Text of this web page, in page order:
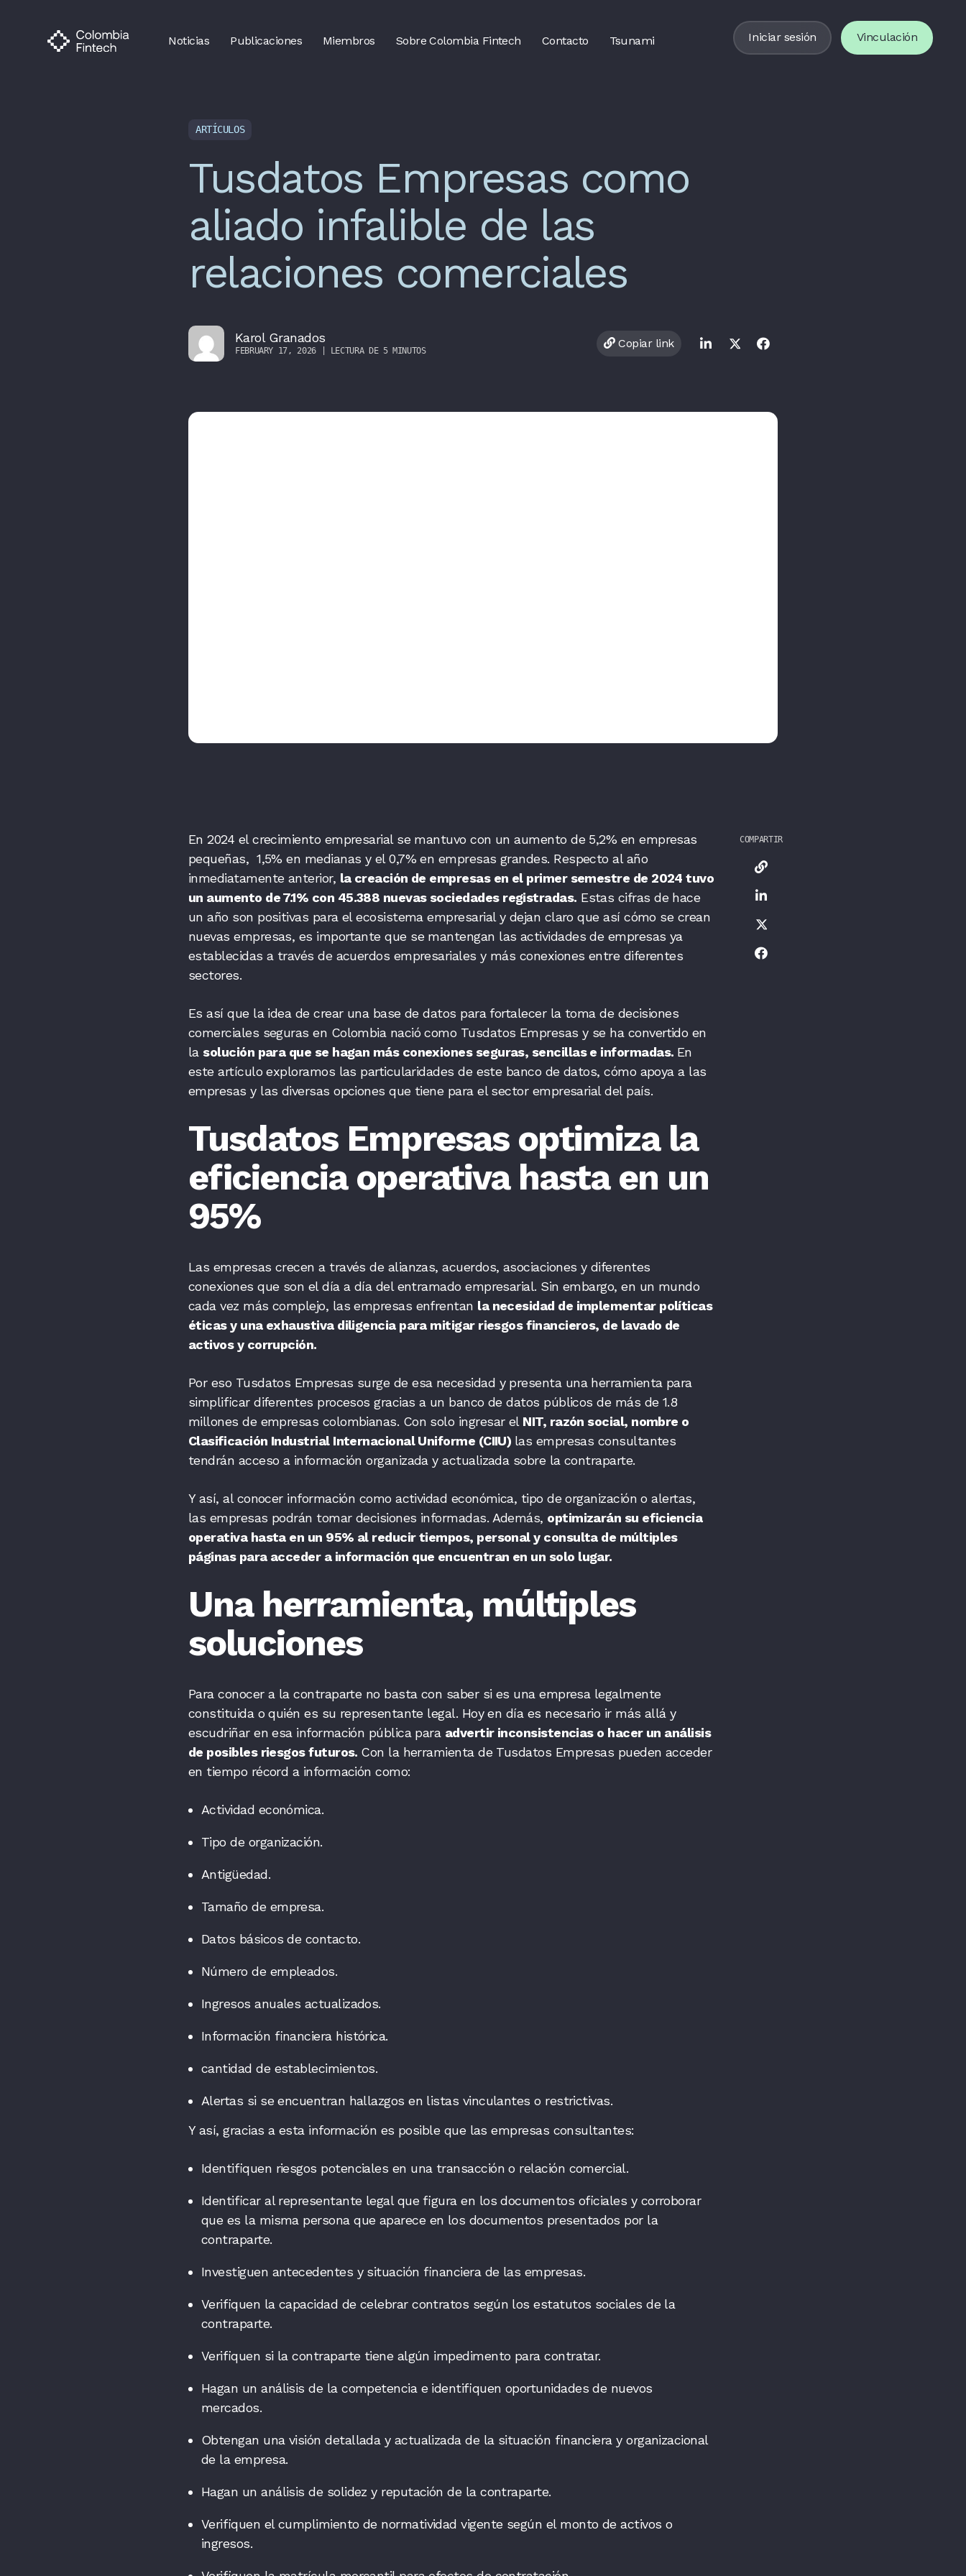
Noticias Publicaciones Miembros Sobre Colombia Fintech Contacto Tsunami Iniciar sesión Vinculación
ARTÍCULOS
Tusdatos Empresas como
aliado infalible de las
relaciones comerciales
Karol Granados
FEBRUARY 17, 2026 | LECTURA DE 5 MINUTOS
Copiar link
En 2024 el crecimiento empresarial se mantuvo con un aumento de 5,2% en empresas
pequeñas, 1,5% en medianas y el 0,7% en empresas grandes. Respecto al año
inmediatamente anterior, la creación de empresas en el primer semestre de 2024 tuvo
un aumento de 7.1% con 45.388 nuevas sociedades registradas. Estas cifras de hace
un año son positivas para el ecosistema empresarial y dejan claro que así cómo se crean
nuevas empresas, es importante que se mantengan las actividades de empresas ya
establecidas a través de acuerdos empresariales y más conexiones entre diferentes
sectores.
Es así que la idea de crear una base de datos para fortalecer la toma de decisiones
comerciales seguras en Colombia nació como Tusdatos Empresas y se ha convertido en
la solución para que se hagan más conexiones seguras, sencillas e informadas. En
este artículo exploramos las particularidades de este banco de datos, cómo apoya a las
empresas y las diversas opciones que tiene para el sector empresarial del país.
Tusdatos Empresas optimiza la
eficiencia operativa hasta en un
95%
Las empresas crecen a través de alianzas, acuerdos, asociaciones y diferentes
conexiones que son el día a día del entramado empresarial. Sin embargo, en un mundo
cada vez más complejo, las empresas enfrentan la necesidad de implementar políticas
éticas y una exhaustiva diligencia para mitigar riesgos financieros, de lavado de
activos y corrupción.
Por eso Tusdatos Empresas surge de esa necesidad y presenta una herramienta para
simplificar diferentes procesos gracias a un banco de datos públicos de más de 1.8
millones de empresas colombianas. Con solo ingresar elNIT, razón social, nombre o
Clasificación Industrial Internacional Uniforme (CIIU) las empresas consultantes
tendrán acceso a información organizada y actualizada sobre la contraparte.
Y así, al conocer información como actividad económica, tipo de organización o alertas,
las empresas podrán tomar decisiones informadas. Además, optimizarán su eficiencia
operativa hasta en un 95% al reducir tiempos, personal y consulta de múltiples
páginas para acceder a información que encuentran en un solo lugar.
Una herramienta, múltiples
soluciones
Para conocer a la contraparte no basta con saber si es una empresa legalmente
constituida o quién es su representante legal. Hoy en día es necesario ir más allá y
escudriñar en esa información pública para advertir inconsistencias o hacer un análisis
de posibles riesgos futuros. Con la herramienta de Tusdatos Empresas pueden acceder
en tiempo récord a información como:
Actividad económica.
Tipo de organización.
Antigüedad.
Tamaño de empresa.
Datos básicos de contacto.
Número de empleados.
Ingresos anuales actualizados.
Información financiera histórica.
cantidad de establecimientos.
Alertas si se encuentran hallazgos en listas vinculantes o restrictivas.
Y así, gracias a esta información es posible que las empresas consultantes:
Identifiquen riesgos potenciales en una transacción o relación comercial.
Identificar al representante legal que figura en los documentos oficiales y corroborar
que es la misma persona que aparece en los documentos presentados por la
contraparte.
Investiguen antecedentes y situación financiera de las empresas.
Verifiquen la capacidad de celebrar contratos según los estatutos sociales de la
contraparte.
Verifiquen si la contraparte tiene algún impedimento para contratar.
Hagan un análisis de la competencia e identifiquen oportunidades de nuevos
mercados.
Obtengan una visión detallada y actualizada de la situación financiera y organizacional
de la empresa.
Hagan un análisis de solidez y reputación de la contraparte.
Verifiquen el cumplimiento de normatividad vigente según el monto de activos o
ingresos.
COMPARTIR